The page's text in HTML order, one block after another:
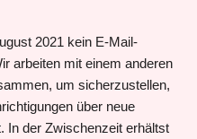
2021 kein E-Mail-
arbeiten mit einem anderen
um sicherzustellen,
über neue
In der Zwischenzeit erhältst